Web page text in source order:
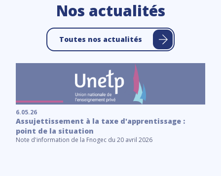
Nos actualités
Toutes nos actualités
6.05.26
Assujettissement à la taxe d'apprentissage :
point de la situation
Note d'information de la Fnogec du 20 avril 2026